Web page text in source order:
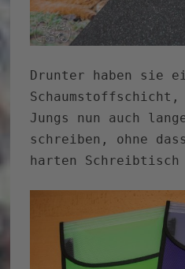
Drunter haben sie
Schaumstoffschicht,
Jungs nun auch
schreiben, ohne
harten Schreibtisch